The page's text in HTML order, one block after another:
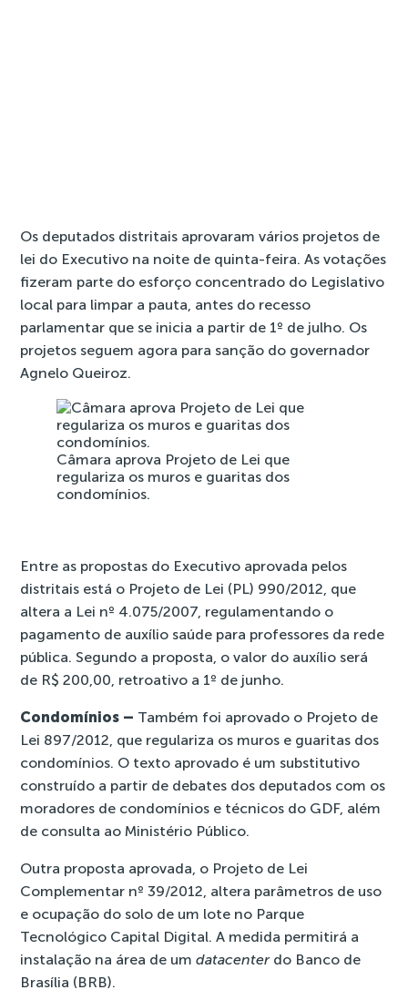
Os deputados distritais aprovaram vários projetos de
lei do Executivo na noite de quinta-feira. As votações
fizeram parte do esforço concentrado do Legislativo
local para limpar a pauta, antes do recesso
parlamentar que se inicia a partir de 1º de julho. Os
projetos seguem agora para sanção do governador
Agnelo Queiroz.
Câmara aprova Projeto de Lei que
regulariza os muros e guaritas dos
condomínios.
Entre as propostas do Executivo aprovada pelos
distritais está o Projeto de Lei (PL) 990/2012, que
altera a Lei nº 4.075/2007, regulamentando o
pagamento de auxílio saúde para professores da rede
pública. Segundo a proposta, o valor do auxílio será
de R$ 200,00, retroativo a 1º de junho.
Condomínios – Também foi aprovado o Projeto de
Lei 897/2012, que regulariza os muros e guaritas dos
condomínios. O texto aprovado é um substitutivo
construído a partir de debates dos deputados com os
moradores de condomínios e técnicos do GDF, além
de consulta ao Ministério Público.
Outra proposta aprovada, o Projeto de Lei
Complementar nº 39/2012, altera parâmetros de uso
e ocupação do solo de um lote no Parque
Tecnológico Capital Digital. A medida permitirá a
instalação na área de umdatacenterdo Banco de
Brasília (BRB).